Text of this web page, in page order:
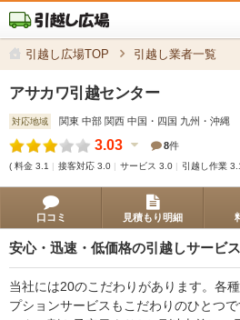
引越し広場TOP 引越し業者一覧
アサカワ引越センター
対応地域 関東 中部 関西 中国・四国 九州・沖縄
3.03 8件
( 料金 3.1 接客対応 3.0 サービス 3.0 引越し作業
口コミ 見積もり明細
安心・迅速・低価格の引越しサービス
当社には20のこだわりがあります。各
プションサービスもこだわりのひとつ